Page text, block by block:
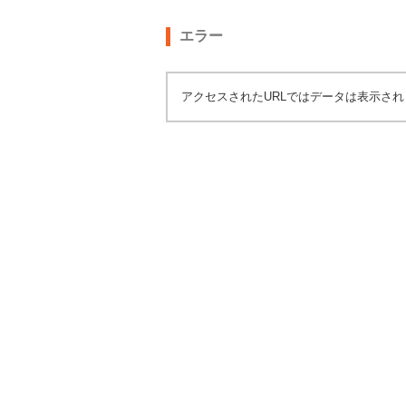
エラー
アクセスされたURLではデータは表示され